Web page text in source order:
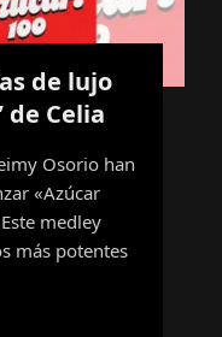
de lujo
de Celia
Osorio han
«Azúcar
medley
más potentes